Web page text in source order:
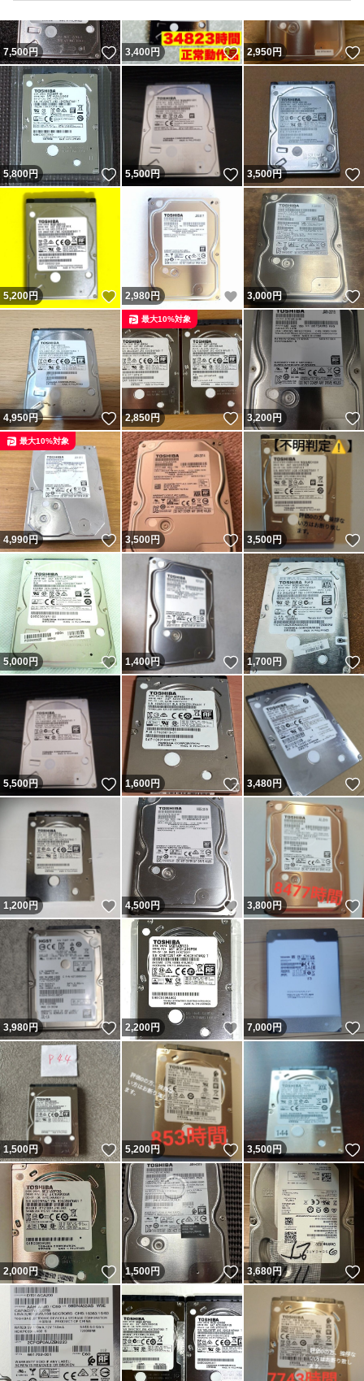
7,500円 いいね！
3,400円 いいね！
2,950円
5,800円 いいね！
5,500円 いいね！
3,500円
5,200円 いいね！
2,980円 いいね！
3,000円
4,950円 いいね！
2,850円 いいね！
最大10%対象
3,200円
4,990円 いいね！
最大10%対象
3,500円 いいね！
3,500円
5,000円 いいね！
1,400円 いいね！
1,700円
5,500円 いいね！
1,600円 いいね！
3,480円
1,200円 いいね！
4,500円 いいね！
3,800円
3,980円 いいね！
2,200円 いいね！
7,000円
1,500円 いいね！
5,200円 いいね！
3,500円
2,000円 いいね！
1,500円 いいね！
3,680円